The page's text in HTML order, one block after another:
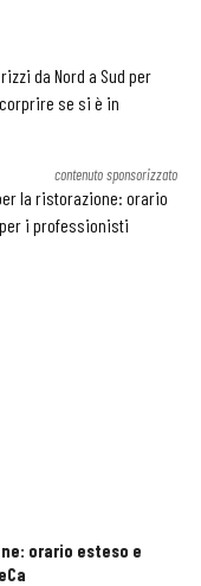
da Nord a Sud per
se si è in
contenuto sponsorizzato
la ristorazione: orario
i professionisti
orario esteso e